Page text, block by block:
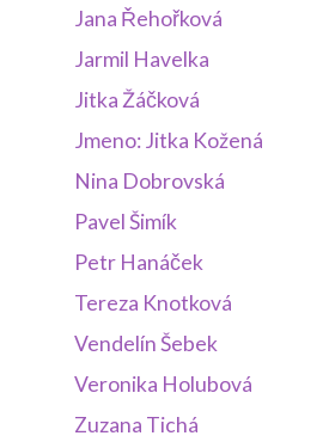
Jana Řehořková
Jarmil Havelka
Jitka Žáčková
Jmeno: Jitka Kožená
Nina Dobrovská
Pavel Šimík
Petr Hanáček
Tereza Knotková
Vendelín Šebek
Veronika Holubová
Zuzana Tichá